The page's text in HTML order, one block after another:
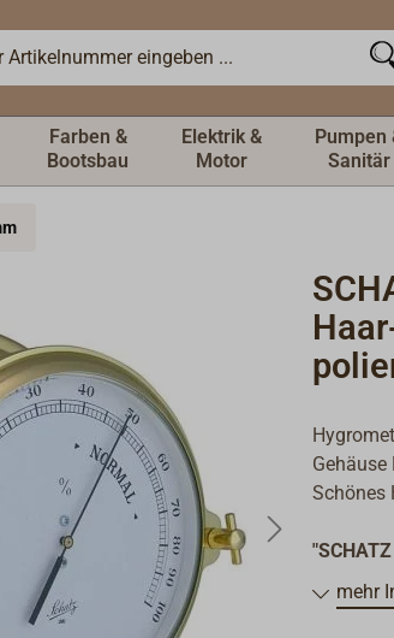
Farben &
Bootsbau
Elektrik &
Motor
Pumpen
Sanitär
Schönes
seit
mehr